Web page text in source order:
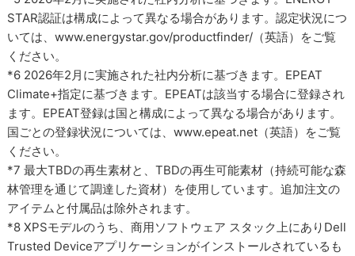
STAR認証は構成によって異なる場合があります。認定状況につ
いては、www.energystar.gov/productfinder/（英語）をご覧
ください。
*6 2026年2月に実施された社内分析に基づきます。EPEAT
Climate+指定に基づきます。EPEATは該当する場合に登録され
ます。EPEAT登録は国と構成によって異なる場合があります。
国ごとの登録状況については、www.epeat.net（英語）をご覧
ください。
*7 最大TBDの再生素材と、TBDの再生可能素材（持続可能な森
林管理を通じて調達した資材）を使用しています。追加注文の
アイテムと付属品は除外されます。
*8 XPSモデルのうち、商用ソフトウェア スタック上にありDell
Trusted Deviceアプリケーションがインストールされているも